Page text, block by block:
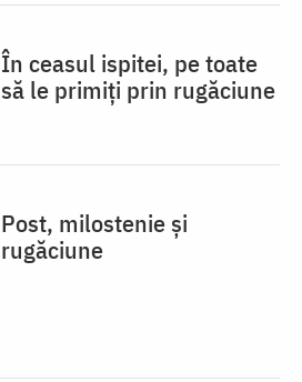
În ceasul ispitei, pe toate
să le primiți prin rugăciune
Post, milostenie și
rugăciune